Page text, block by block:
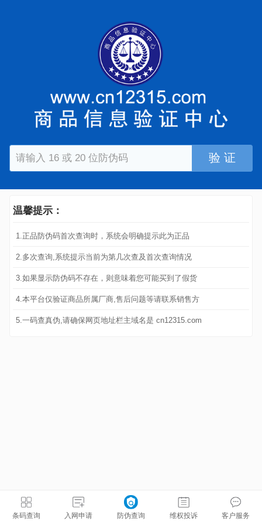
验 证
温馨提示：
1.正品防伪码首次查询时，系统会明确提示此为正品
2.多次查询,系统提示当前为第几次查及首次查询情况
3.如果显示防伪码不存在，则意味着您可能买到了假货
4.本平台仅验证商品所属厂商,售后问题等请联系销售方
5.一码查真伪,请确保网页地址栏主域名是 cn12315.com
条码查询 入网申请 防伪查询 维权投诉 客户服务